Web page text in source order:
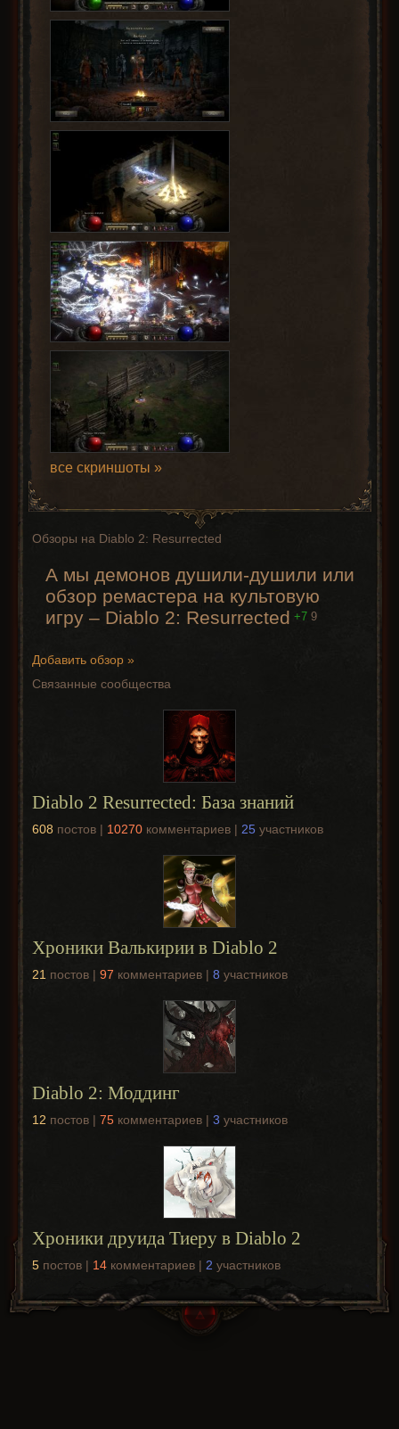
все скриншоты »
Обзоры на Diablo 2: Resurrected
А мы демонов душили-душили или
обзор ремастера на культовую
игру – Diablo 2: Resurrected +7 9
Добавить обзор »
Связанные сообщества
Diablo 2 Resurrected: База знаний
608 постов | 10270 комментариев | 25 участников
Хроники Валькирии в Diablo 2
21 постов |97 комментариев |8 участников
Diablo 2: Моддинг
12 постов |75 комментариев |3 участников
Хроники друида Тиеру в Diablo 2
5 постов | 14 комментариев | 2 участников